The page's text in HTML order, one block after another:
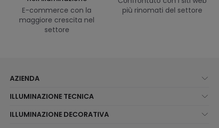
E-commerce con la
maggiore crescita nel
settore
più rinomati del settore
AZIENDA
Assistenza Clienti
Metodi di spedizione
ILLUMINAZIONE TECNICA
I migliori brand
ILLUMINAZIONE DECORATIVA